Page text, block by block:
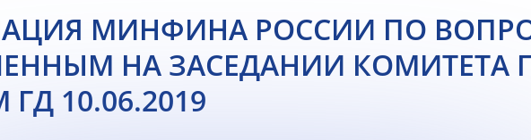
МИНФИНА РОССИИ ПО
НА ЗАСЕДАНИИ КОМИТЕТА
10.06.2019